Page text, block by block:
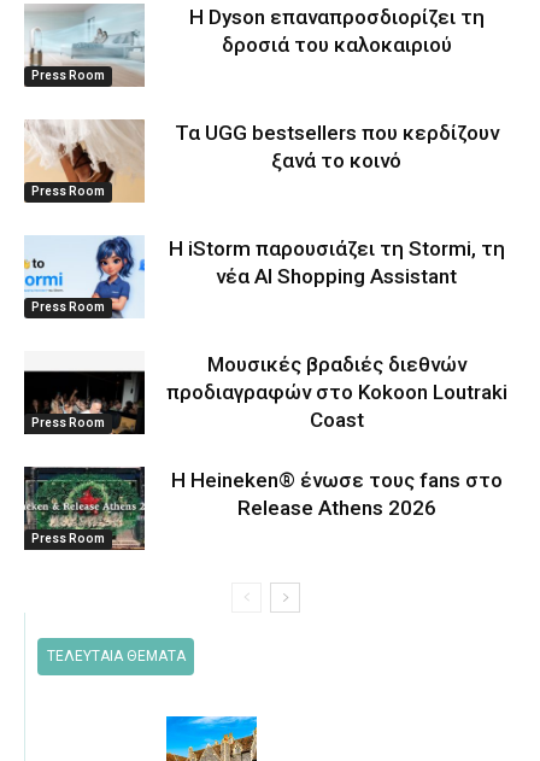
Press Room
Η Dyson επαναπροσδιορίζει τη
δροσιά του καλοκαιριού
Press Room
Τα UGG bestsellers που κερδίζουν
ξανά το κοινό
Press Room
Η iStorm παρουσιάζει τη Stormi, τη
νέα AI Shopping Assistant
Press Room
Μουσικές βραδιές διεθνών
προδιαγραφών στο Kokoon Loutraki
Coast
Press Room
Η Heineken® ένωσε τους fans στο
Release Athens 2026
ΤΕΛΕΥΤΑΙΑ ΘΕΜΑΤΑ